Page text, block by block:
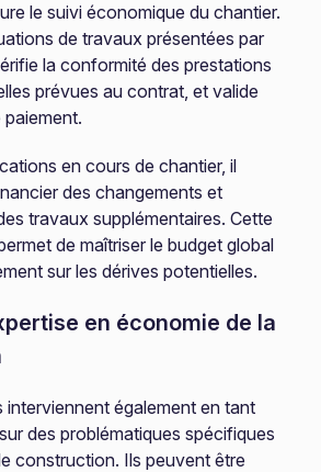
le suivi économique du chantier.
de travaux présentées par
la conformité des prestations
prévues au contrat, et valide
paiement.
en cours de chantier, il
des changements et
travaux supplémentaires. Cette
de maîtriser le budget global
sur les dérives potentielles.
en économie de la
interviennent également en tant
des problématiques spécifiques
construction. Ils peuvent être